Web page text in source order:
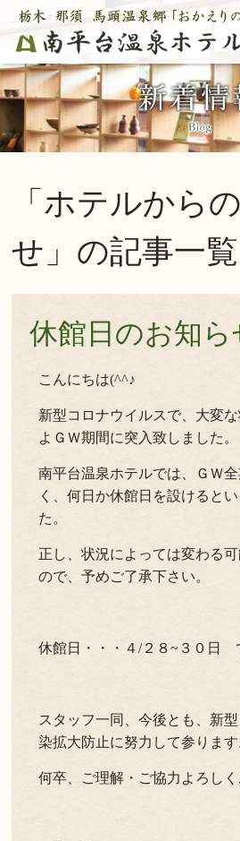
MENU
温泉
客室 館
交通アクセス 観
当館の過ごし方 ト
よくある質問
新着情報
LANGUAGE
「ホテルから
せ」の記事一覧
休館日のお知ら
こんにちは(^^♪
新型コロナウイルスで、大変
よＧＷ期間に突入致しました。
南平台温泉ホテルでは、ＧＷ
く、何日か休館日を設けると
た。
正し、状況によっては変わる
ので、予めご了承下さい。
休館日・・・４/２８~３０日
スタッフ一同、今後とも、新
染拡大防止に努力して参ります
何卒、ご理解・ご協力よろしく
空室検索
ご予約内容確認